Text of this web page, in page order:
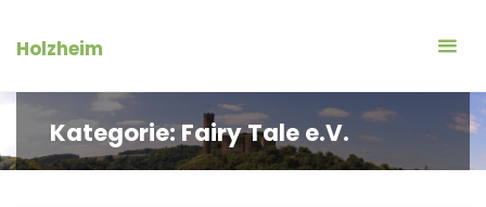
InhaltHolzheim
Kategorie:Fairy Tale e.V.